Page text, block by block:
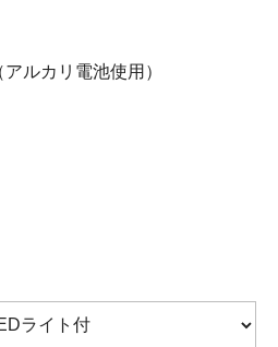
ルカリ電池使用）